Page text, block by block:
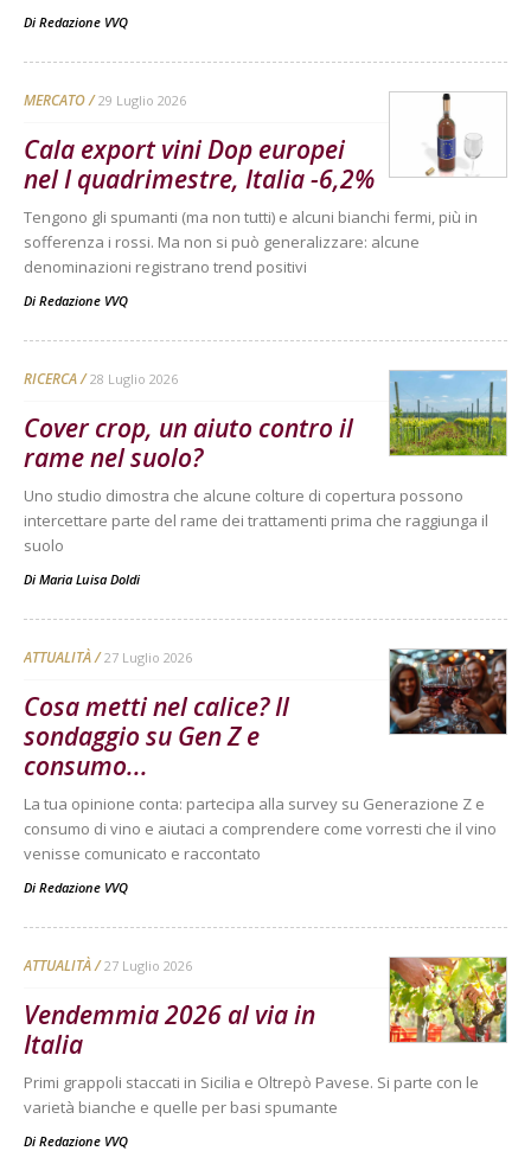
Di Redazione VVQ
MERCATO 29 Luglio 2026
Cala export vini Dop europei
nel I quadrimestre, Italia -6,2%
Tengono gli spumanti (ma non tutti) e alcuni bianchi fermi, più in
sofferenza i rossi. Ma non si può generalizzare: alcune
denominazioni registrano trend positivi
Di Redazione VVQ
RICERCA 28 Luglio 2026
Cover crop, un aiuto contro il
rame nel suolo?
Uno studio dimostra che alcune colture di copertura possono
intercettare parte del rame dei trattamenti prima che raggiunga il
suolo
Di Maria Luisa Doldi
ATTUALITÀ 27 Luglio 2026
Cosa metti nel calice? Il
sondaggio su Gen Z e
consumo...
La tua opinione conta: partecipa alla survey su Generazione Z e
consumo di vino e aiutaci a comprendere come vorresti che il vino
venisse comunicato e raccontato
Di Redazione VVQ
ATTUALITÀ 27 Luglio 2026
Vendemmia 2026 al via in
Italia
Primi grappoli staccati in Sicilia e Oltrepò Pavese. Si parte con le
varietà bianche e quelle per basi spumante
Di Redazione VVQ